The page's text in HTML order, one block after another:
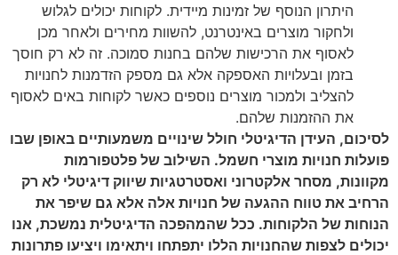
היתרון הנוסף של זמינות מיידית. לקוחות יכולים לגלוש
ולחקור מוצרים באינטרנט, להשוות מחירים ולאחר מכן
לאסוף את הרכישות שלהם בחנות סמוכה. זה לא רק חוסך
בזמן ובעלויות האספקה אלא גם מספק הזדמנות לחנויות
להצליב ולמכור מוצרים נוספים כאשר לקוחות באים לאסוף
את ההזמנות שלהם.
לסיכום, העידן הדיגיטלי חולל שינויים משמעותיים באופן שבו
פועלות חנויות מוצרי חשמל. השילוב של פלטפורמות
מקוונות, מסחר אלקטרוני ואסטרטגיות שיווק דיגיטלי לא רק
הרחיב את טווח ההגעה של חנויות אלה אלא גם שיפר את
הנוחות של הלקוחות. ככל שהמהפכה הדיגיטלית נמשכת, אנו
יכולים לצפות שהחנויות הללו יתפתחו ויתאימו ויציעו פתרונות